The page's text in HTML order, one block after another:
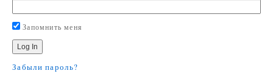
Запомнить меня
Забыли пароль?